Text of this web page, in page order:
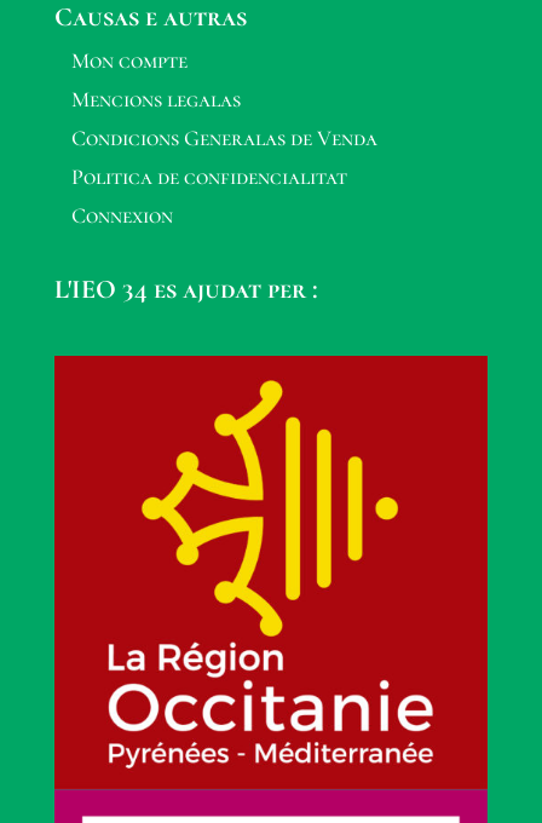
Causas e autras
Mon compte
Mencions legalas
Condicions Generalas de Venda
Politica de confidencialitat
Connexion
L'IEO 34 es ajudat per :